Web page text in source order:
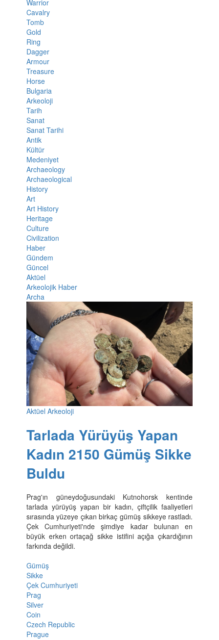
Warrior
Cavalry
Tomb
Gold
Ring
Dagger
Armour
Treasure
Horse
Bulgaria
Arkeoloji
Tarih
Sanat
Sanat Tarihi
Antik
Kültür
Medeniyet
Archaeology
Archaeological
History
Art
Art History
Heritage
Culture
Civilization
Haber
Gündem
Güncel
Aktüel
Arkeolojik Haber
Archa
Aktüel Arkeoloji
Tarlada Yürüyüş Yapan
Kadın 2150 Gümüş Sikke
Buldu
Prag'ın güneydoğusundaki Kutnohorsk kentinde
tarlada yürüyüş yapan bir kadın, çiftçilik faaliyetleri
sırasında yüzeye çıkan birkaç gümüş sikkeye rastladı.
Çek Cumhuriyeti'nde şimdiye kadar bulunan en
büyük erken ortaçağ sikke istifini açığa çıkardığının
farkında değildi.
Gümüş
Sikke
Çek Cumhuriyeti
Prag
Silver
Coin
Czech Republic
Prague